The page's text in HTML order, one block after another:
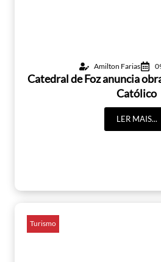
Amilton Farias
Catedral de Foz anuncia
Católico
LER MAIS...
Turismo